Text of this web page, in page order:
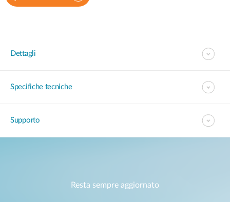
Dettagli
Specifiche tecniche
Supporto
Resta sempre aggiornato